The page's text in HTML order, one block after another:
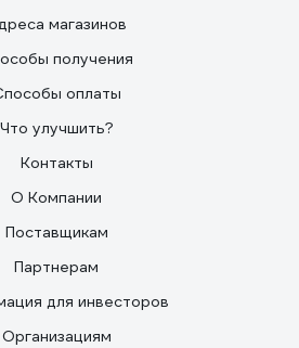
магазинов
получения
оплаты
Что улучшить?
Контакты
О Компании
Поставщикам
Партнерам
для инвесторов
Организациям